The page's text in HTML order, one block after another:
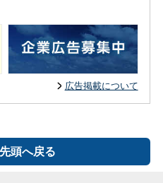
広告掲載について
頭へ戻る